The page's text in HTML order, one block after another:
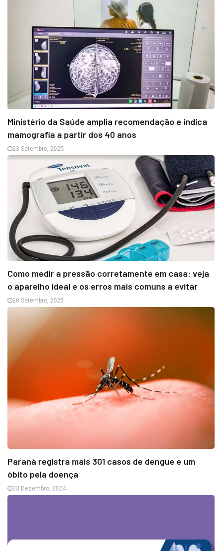
Ministério da Saúde amplia recomendação e indica
mamografia a partir dos 40 anos
23 Setembro, 2025
Como medir a pressão corretamente em casa: veja
o aparelho ideal e os erros mais comuns a evitar
20 Setembro, 2025
Paraná registra mais 301 casos de dengue e um
óbito pela doença
03 Dezembro, 2024